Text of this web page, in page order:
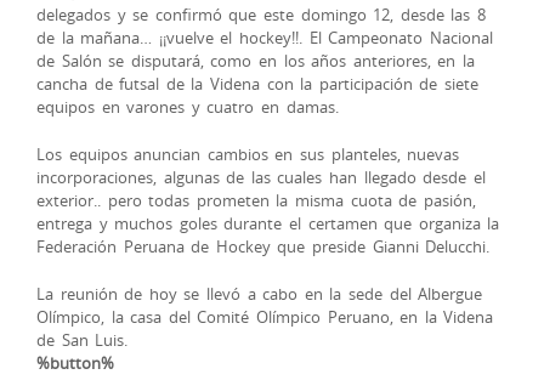
delegados y se confirmó que este domingo 12, desde las 8
de la mañana… ¡¡vuelve el hockey!!. El Campeonato Nacional
de Salón se disputará, como en los años anteriores, en la
cancha de futsal de la Videna con la participación de siete
equipos en varones y cuatro en damas.
Los equipos anuncian cambios en sus planteles, nuevas
incorporaciones, algunas de las cuales han llegadodesde el
exterior.. pero todas prometen la misma cuota de pasión,
entrega y muchos goles durante el certamen que organiza la
Federación Peruana de Hockey que preside Gianni Delucchi.
La reunión de hoy se llevó a cabo en la sede del Albergue
Olímpico, la casa del Comité Olímpico Peruano, en la Videna
de San Luis.
%button%